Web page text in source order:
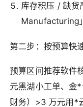
库存积压 / 缺
Manufacturing
第二步：按预算快
预算区间推荐软件
元黑湖小工单、金
财务）>3 万元用*